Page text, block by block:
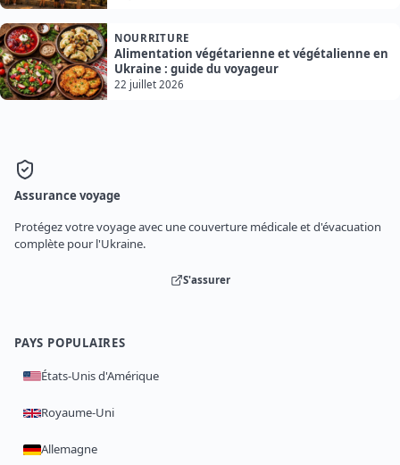
NOURRITURE
Alimentation végétarienne et végétalienne en
Ukraine : guide du voyageur
22 juillet 2026
Assurance voyage
Protégez votre voyage avec une couverture médicale et d'évacuation
complète pour l'Ukraine.
S'assurer
PAYS POPULAIRES
États-Unis d'Amérique
Royaume-Uni
Allemagne